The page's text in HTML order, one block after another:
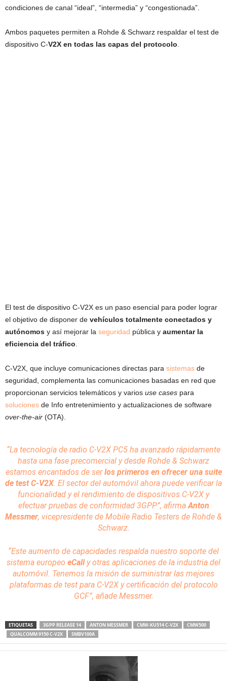
condiciones de canal “ideal”, “intermedia” y “congestionada”.
Ambos paquetes permiten a Rohde & Schwarz respaldar el test de
dispositivo C-V2X en todas las capas del protocolo
El test de dispositivo C-V2X es un paso esencial para poder lograr
el objetivo de disponer de vehículos totalmente conectados y
autónomos y así mejorar la seguridad pública y aumentar la
eficiencia del tráfico
C-V2X, que incluye comunicaciones directas para sistemas de
seguridad, complementa las comunicaciones basadas en red que
proporcionan servicios telemáticos y varios use cases para
soluciones de Info entretenimiento y actualizaciones de software
over-the-air (OTA).
“La tecnología de radio C-V2X PC5 ha avanzado rápidamente
hasta una fase precomercial y desde Rohde & Schwarz
estamos encantados de serlos primeros en ofrecer una suite
de test C-V2X. El sector del automóvil ahora puede verificar la
funcionalidad y el rendimiento de dispositivos C-V2X y
efectuar pruebas de conformidad 3GPP”, afirmaAnton
Messmer, vicepresidente de Mobile Radio Testers de Rohde &
Schwarz.
“Este aumento de capacidades respalda nuestro soporte del
sistema europeo eCally otras aplicaciones de la industria del
automóvil. Tenemos la misión de suministrar las mejores
plataformasde test para C-V2X ycertificación del protocolo
GCF”, añade Messmer.
ETIQUETAS 3GPP RELEASE 14 ANTON MESSMER CMW-KU514 C-V2X
CMW500
QUALCOMM 9150 C-V2X
SMBV100A